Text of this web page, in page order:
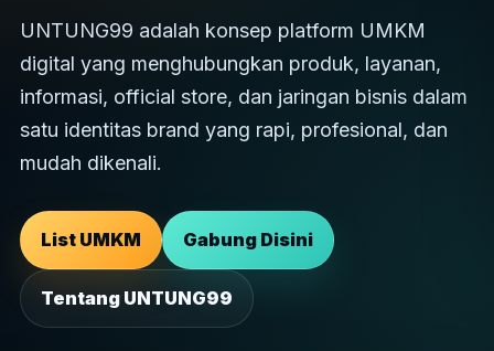
UNTUNG99 adalah konsep platform UMKM
digital yang menghubungkan produk, layanan,
informasi, official store, dan jaringan bisnis dalam
satu identitas brand yang rapi, profesional, dan
mudah dikenali.
List UMKM Gabung Disini
Tentang UNTUNG99